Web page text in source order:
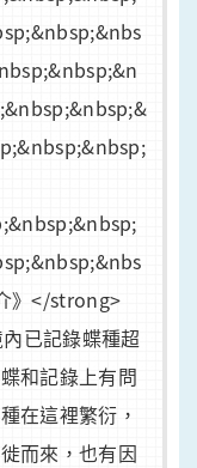
》</strong>
已記錄蝶種超
和記錄上有問
在這裡繁衍，
而來，也有因